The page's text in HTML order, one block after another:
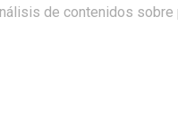
de contenidos sobre